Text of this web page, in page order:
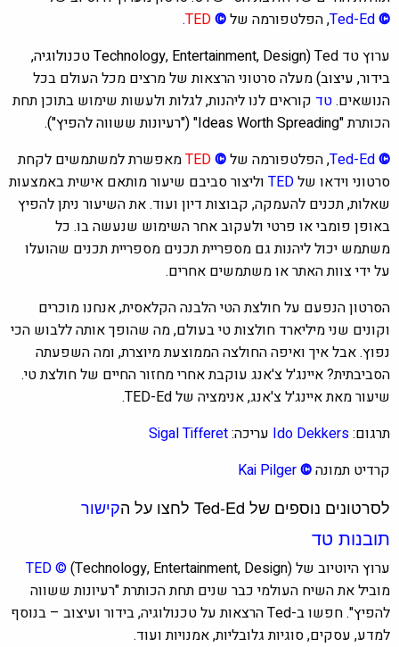
©
Ted-Ed, הפלטפורמה של©
TED
.
ערוץ טד Ted
(Technology, Entertainment, Design טכנולוגיה,
בידור, עיצוב)מעלה סרטוני הרצאות של מרצים מכל העולם בכל
הנושאים.טד קוראים לנו ליהנות, לגלות ולעשות שימוש בתוכן תחת
הכותרת "Ideas Worth Spreading"
("רעיונות ששווה להפיץ").
©
Ted-Ed, הפלטפורמה של©
TEDמאפשרת למשתמשים לקחת
סרטוני וידאו שלTED וליצור סביבם שיעור מותאם אישית באמצעות
שאלות, תכנים להעמקה, קבוצות דיון ועוד. את השיעור ניתן להפיץ
באופן פומבי או פרטי ולעקוב אחר השימוש שנעשה בו. כל
משתמש יכול ליהנות גם מספריית תכנים מספריית תכנים שהועלו
על ידי צוות האתר או משתמשים אחרים.
הסרטון הנפעם על חולצת הטי הלבנה הקלאסית, אנחנו מוכרים
וקונים שני מיליארד חולצות טי בעולם, מה שהופך אותה ללבוש הכי
נפוץ. אבל איך ואיפה החולצה הממוצעת מיוצרת, ומה השפעתה
הסביבתית? איינג'ל צ'אנג עוקבת אחרי מחזור החיים של חולצת טי.
שיעור מאת איינג'ל צ'אנג, אנימציה של TED-Ed.
תרגום:Ido Dekkers עריכה:Sigal Tifferet
קרדיט תמונה©
לסרטונים נוספים של Ted-Ed לחצו על ה קישור
תובנות טד
ערוץ היוטיוב של TED©(Technology, Entertainment, Design)
מוביל את השיח העולמי כבר שנים תחת הכותרת "רעיונות ששווה
להפיץ".
חפשו ב-Ted הרצאות על טכנולוגיה, בידור ועיצוב – בנוסף
למדע, עסקים, סוגיות גלובליות, אמנויות ועוד.